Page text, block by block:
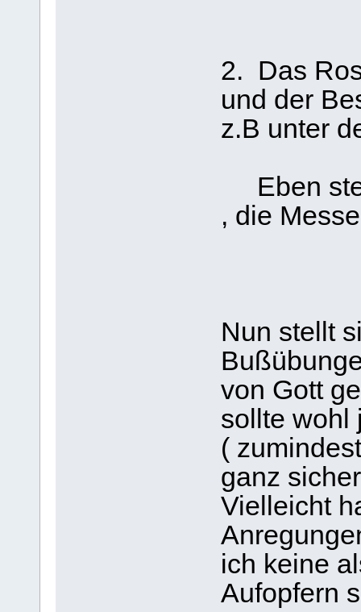
2. Das
und der
z.B unter
Eben
, die
Nun stellt
von Gott
sollte wohl
(
ganz
Vielleicht
ich keine
Aufopfern